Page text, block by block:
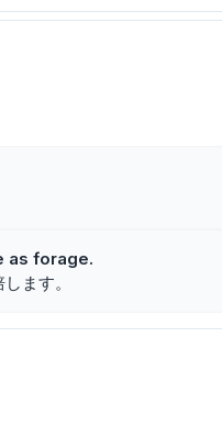
as forage.
ます。